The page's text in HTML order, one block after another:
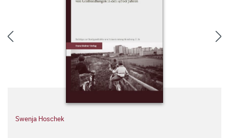
Swenja Hoschek